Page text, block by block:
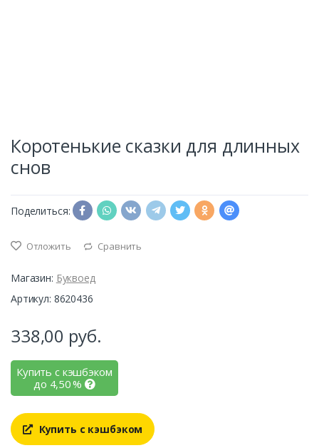
Коротенькие сказки для длинных
снов
Поделиться:
Отложить Сравнить
Магазин: Буквоед
Артикул: 8620436
338,00 руб.
Купить с кэшбэком
до 4,50%
Купить с кэшбэком